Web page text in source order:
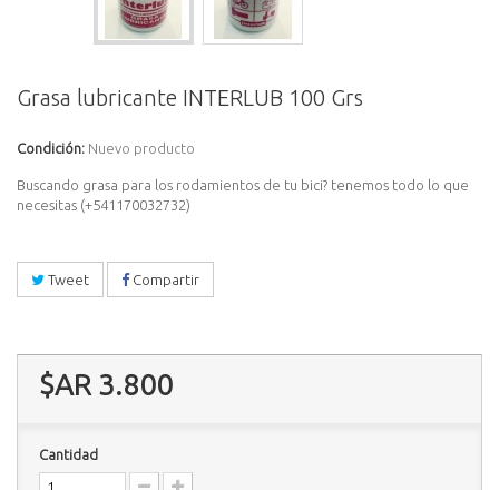
Grasa lubricante INTERLUB 100 Grs
Condición: Nuevo producto
Buscando grasa para los rodamientos de tu bici? tenemos todo lo que
necesitas (+541170032732)
Tweet Compartir
$AR 3.800
Cantidad